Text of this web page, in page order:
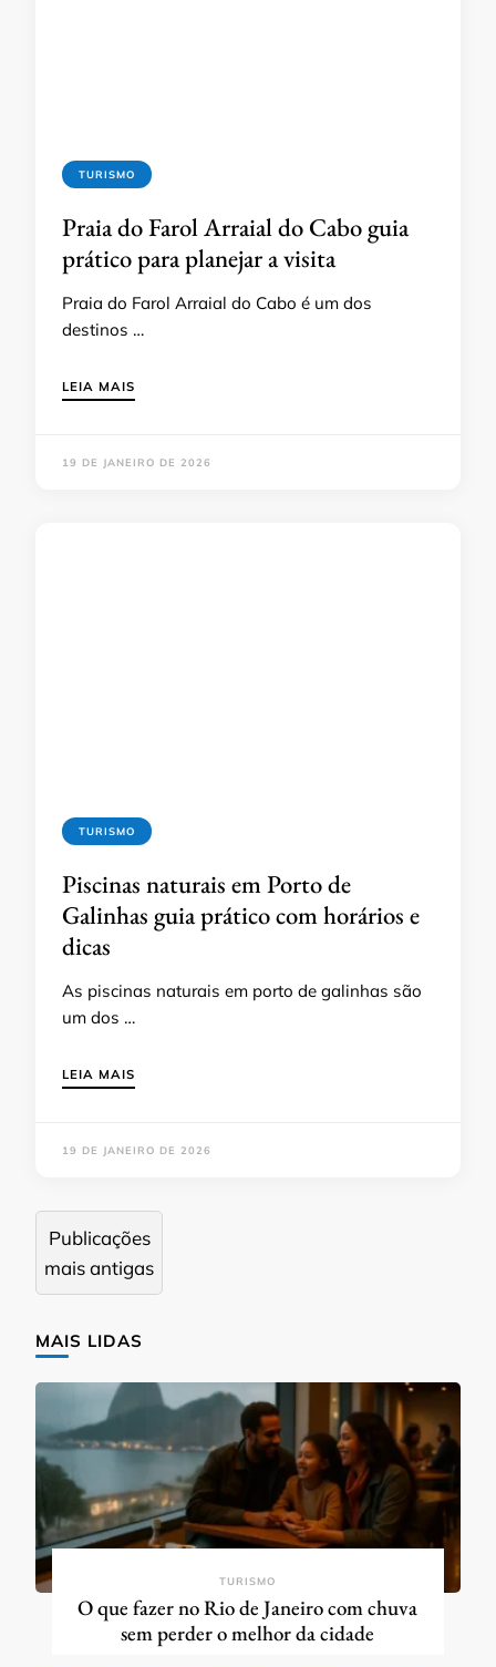
TURISMO
Praia do Farol Arraial do Cabo guia
prático para planejar a visita
Praia do Farol Arraial do Cabo é um dos
destinos …
LEIA MAIS
19 DE JANEIRO DE 2026
TURISMO
Piscinas naturais em Porto de
Galinhas guia prático com horários e
dicas
As piscinas naturais em porto de galinhas são
um dos …
LEIA MAIS
19 DE JANEIRO DE 2026
Navegação
por
posts
Publicações
mais antigas
MAIS LIDAS
TURISMO
O que fazer no Rio de Janeiro com chuva
sem perder o melhor da cidade